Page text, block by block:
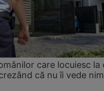
care locuiesc la
că nu îi vede